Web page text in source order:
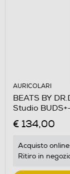
AURICOLARI
BEATS BY
Studio
€ 134,00
Acquisto
Ritiro in